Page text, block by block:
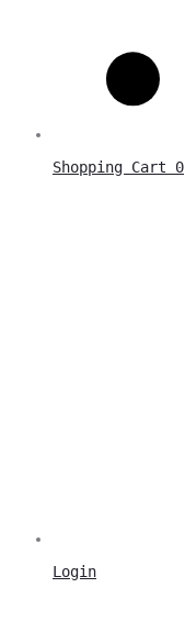
Shopping Cart 0
Login